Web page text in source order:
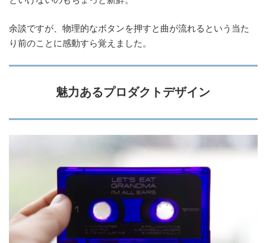
余談ですが、物理的なボタンを押すと曲が流れるという当た
り前のことに感動すら覚えました。
魅力あるプロダクトデザイン